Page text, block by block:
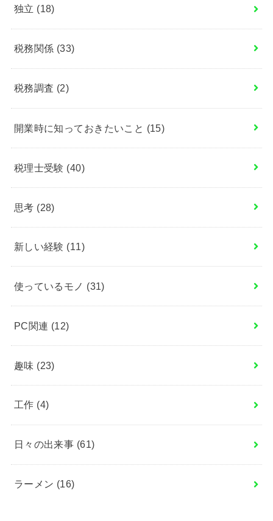
独立 (18)
税務関係 (33)
税務調査 (2)
開業時に知っておきたいこと (15)
税理士受験 (40)
思考 (28)
新しい経験 (11)
使っているモノ (31)
PC関連 (12)
趣味 (23)
工作 (4)
日々の出来事 (61)
ラーメン (16)